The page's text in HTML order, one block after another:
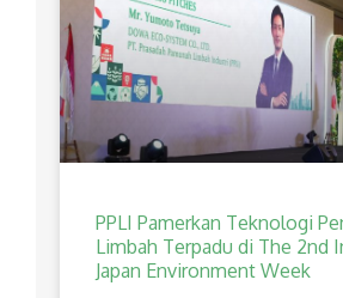
PPLI Pamerkan Teknologi
Limbah Terpadu di The 2nd
Japan Environment Week